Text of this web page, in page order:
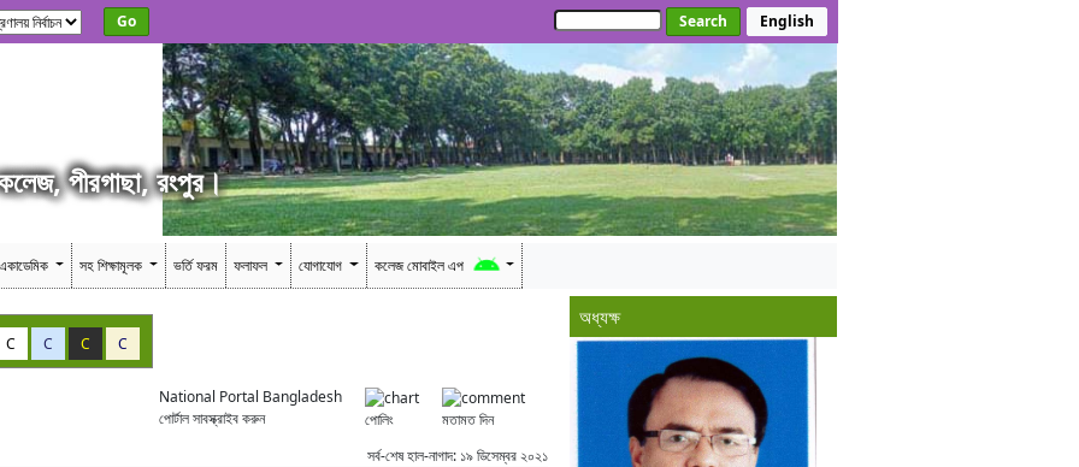
Go Search English
পীরগাছা, রংপুর।
একাডেমিক সহ শিক্ষামূলক ভর্তি ফরম ফলাফল যোগাযোগ কলেজ মোবাইল এপ
C C C C
National Portal Bangladesh
পোর্টাল সাবস্ক্রাইব করুন
পোলিং
মতামত দিন
সর্ব-শেষ হাল-নাগাদ: ১৯ ডিসেম্বর ২০২১
অধ্যক্ষ